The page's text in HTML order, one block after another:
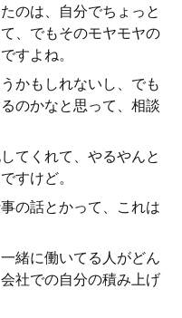
のは、自分でちょっと
、でもそのモヤモヤの
すよね。
かもしれないし、でも
のかなと思って、相談
てくれて、やるやんと
すけど。
の話とかって、これは
緒に働いてる人がどん
社での自分の積み上げ